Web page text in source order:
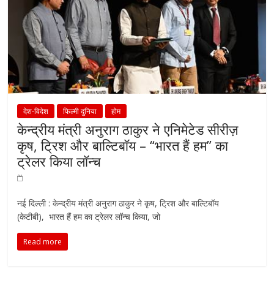
देश-विदेश फिल्मी दुनिया होम
केन्द्रीय मंत्री अनुराग ठाकुर ने एनिमेटेड सीरीज़
कृष, ट्रिश और बाल्टिबॉय – “भारत हैं हम” का
ट्रेलर किया लॉन्च
नई दिल्ली : केन्द्रीय मंत्री अनुराग ठाकुर ने कृष, ट्रिश और बाल्टिबॉय
(केटीबी), भारत हैं हम का ट्रेलर लॉन्च किया, जो
Read more